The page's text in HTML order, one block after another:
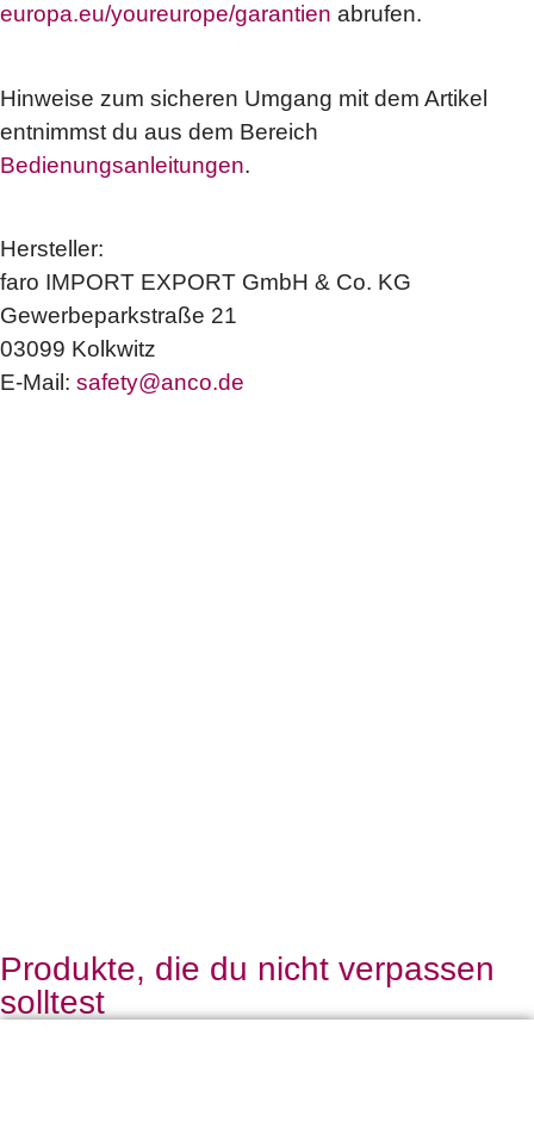
europa.eu/youreurope/garantien abrufen.
Hinweise zum sicheren Umgang mit dem Artikel
entnimmst du aus dem Bereich
Bedienungsanleitungen.
Hersteller:
faro IMPORT EXPORT GmbH & Co. KG
Gewerbeparkstraße 21
03099 Kolkwitz
E-Mail: safety@anco.de
Produkte, die du nicht verpassen
solltest